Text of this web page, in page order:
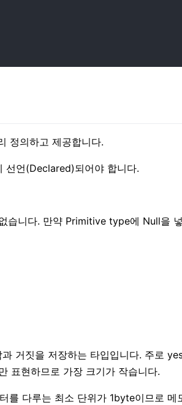
정의하고 제공합니다.
선언(Declared)되어야 합니다.
습니다. 만약 Primitive type에 Null을
거짓을 저장하는 타입입니다. 주로
표현하므로 가장 크기가 작습니다.
를 다루는 최소 단위가 1byte이므로 메